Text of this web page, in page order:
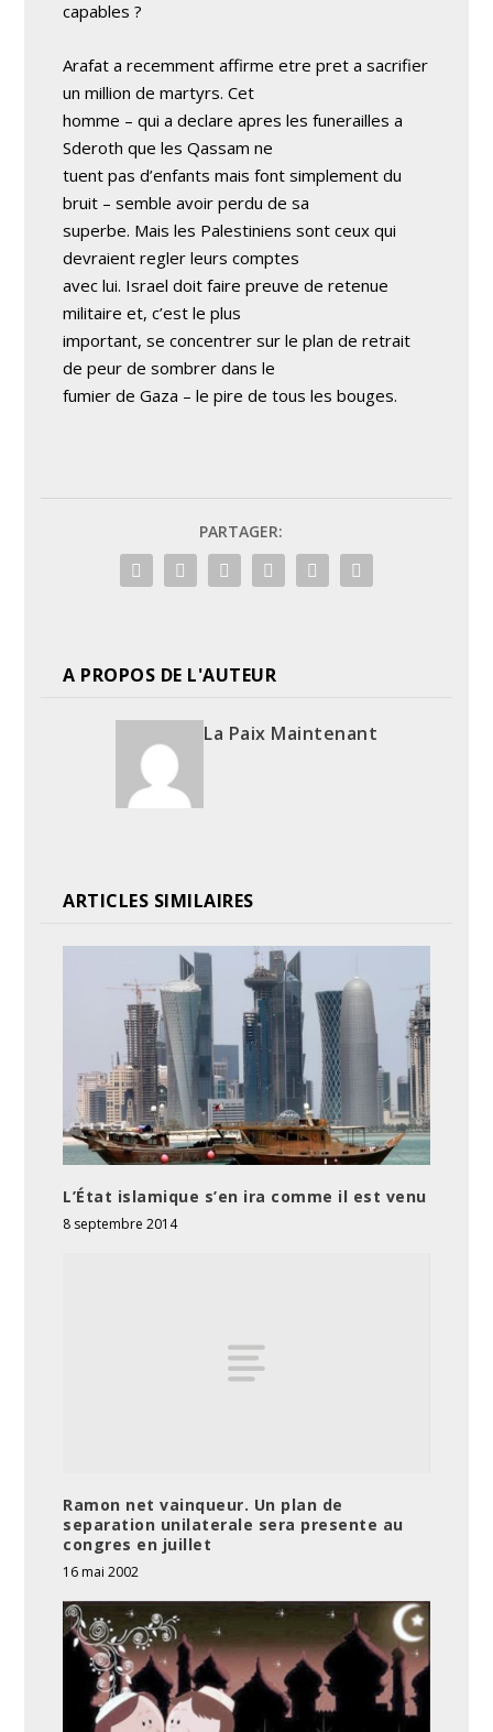
capables ?
Arafat a recemment affirme etre pret a sacrifier
un million de martyrs. Cet
homme – qui a declare apres les funerailles a
Sderoth que les Qassam ne
tuent pas d’enfants mais font simplement du
bruit – semble avoir perdu de sa
superbe. Mais les Palestiniens sont ceux qui
devraient regler leurs comptes
avec lui. Israel doit faire preuve de retenue
militaire et, c’est le plus
important, se concentrer sur le plan de retrait
de peur de sombrer dans le
fumier de Gaza – le pire de tous les bouges.
PARTAGER:
A PROPOS DE L'AUTEUR
La Paix Maintenant
ARTICLES SIMILAIRES
L’État islamique s’en ira comme il est venu
8 septembre 2014
Ramon net vainqueur. Un plan de
separation unilaterale sera presente au
congres en juillet
16 mai 2002